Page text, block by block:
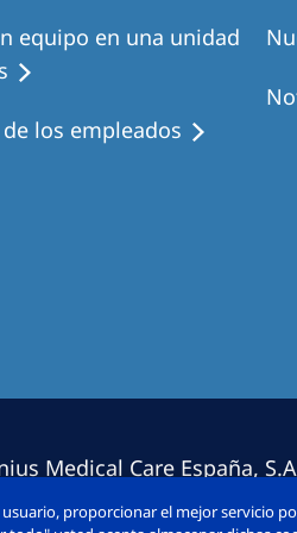
equipo en una unidad
los empleados
Medical Care España,
reservado.
proporcionar el mejor servicio